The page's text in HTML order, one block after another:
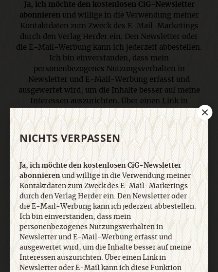
Ja, ich möchte den kostenlosen CiG-Newsletter
abonnierenund willige in die Verwendung meiner
Kontaktdaten zum Zweck des E-Mail-Marketings
durch den Verlag Herder ein. Den Newsletter oder
die E-Mail-Werbung kann ich jederzeit abbestellen.
Ich bin einverstanden, dass mein
personenbezogenes Nutzungsverhalten in
Newsletter und E-Mail-Werbung erfasst und
ausgewertet wird, um die Inhalte besser auf meine
Interessen auszurichten. Über einen Link in
Newsletter oder E-Mail kann ich diese Funktion
jederzeit ausschalten. Weiterführende
Informationen finden Sie in unseren
Datenschutzhinweisen .
E-Mail
Jetzt anmelden
NICHTS VERPASSEN
Ja, ich möchte den kostenlosen CiG-Newsletter
abonnierenund willige in die Verwendung meiner
Kontaktdaten zum Zweck des E-Mail-Marketings
durch den Verlag Herder ein. Den Newsletter oder
die E-Mail-Werbung kann ich jederzeit abbestellen.
Ich bin einverstanden, dass mein
personenbezogenes Nutzungsverhalten in
Newsletter und E-Mail-Werbung erfasst und
ausgewertet wird, um die Inhalte besser auf meine
Interessen auszurichten. Über einen Link in
Newsletter oder E-Mail kann ich diese Funktion